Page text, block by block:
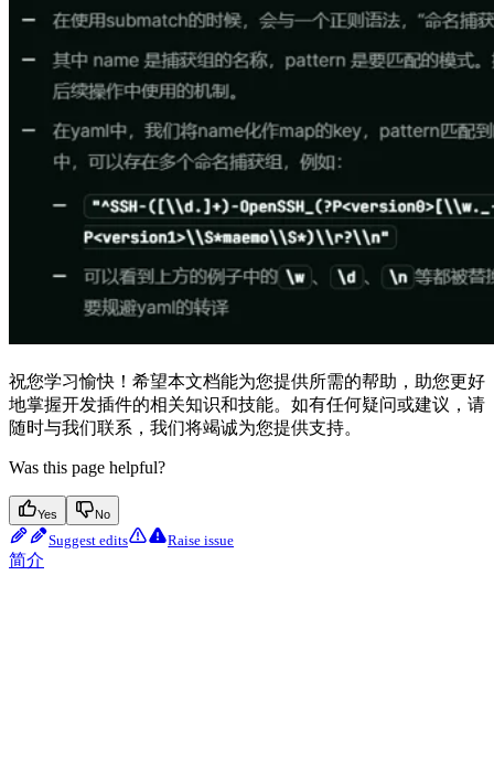
祝您学习愉快！希望本文档能为您提供所需的帮助，助您更好
地掌握开发插件的相关知识和技能。如有任何疑问或建议，请
随时与我们联系，我们将竭诚为您提供支持。
Was this page helpful?
Yes No
Suggest edits Raise issue
简介